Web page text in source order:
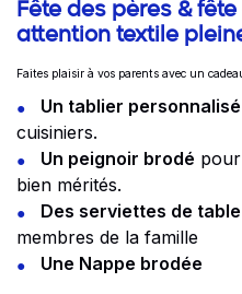
Fête des pères &
attention textile
Faites plaisir à vos parents avec un
Un tablier personnalisé
cuisiniers.
Un peignoir brodé
bien mérités.
Des serviettes de table
membres de la famille
Une Nappe brodée